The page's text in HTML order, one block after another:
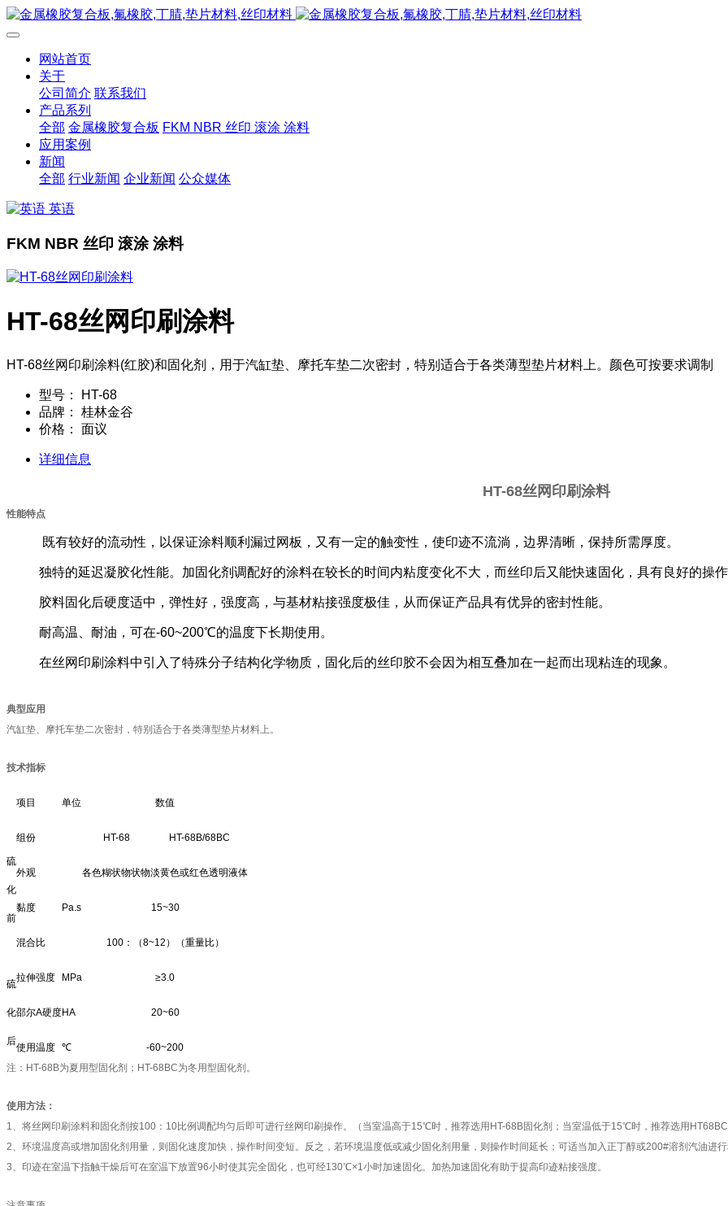
网站首页
关于
公司简介 联系我们
产品系列
全部 金属橡胶复合板 FKM NBR 丝印 滚涂 涂料
应用案例
新闻
全部 行业新闻 企业新闻 公众媒体
英语
FKM NBR 丝印 滚涂 涂料
HT-68丝网印刷涂料
HT-68丝网印刷涂料(红胶)和固化剂，用于汽缸垫、摩托车垫二次密封，特别适合于各类薄型垫片材料上。颜色可按要求调制
型号：
HT-68
品牌：
桂林金谷
价格：
面议
详细信息
HT-68丝网印刷涂料
性能特点
既有较好的流动性，以保证涂料顺利漏过网板，又有一定的触变性，使印迹不流淌，边界清晰，保持所需厚度。
独特的延迟凝胶化性能。加固化剂调配好的涂料在较长的时间内粘度变化不大，而丝印后又能快速固化，具有良好的操
胶料固化后硬度适中，弹性好，强度高，与基材粘接强度极佳，从而保证产品具有优异的密封性能。
耐高温、耐油，可在-60~200℃的温度下长期使用。
在丝网印刷涂料中引入了特殊分子结构化学物质，固化后的丝印胶不会因为相互叠加在一起而出现粘连的现象。
典型应用
汽缸垫、摩托车垫二次密封，特别适合于各类薄型垫片材料上。
技术指标
项目 单位 数值
硫
化
前
组份 HT-68 HT-68B/68BC
外观 各色糊状物状物淡黄色或红色透明液体
黏度 Pa.s 15~30
混合比 100：（8~12）（重量比）
硫
化
后
拉伸强度 MPa ≥3.0
邵尔A硬度HA 20~60
使用温度 ℃
-60~200
注：HT-68B为夏用型固化剂；HT-68BC为冬用型固化剂。
使用方法：
1、将丝网印刷涂料和固化剂按100：10比例调配均匀后即可进行丝网印刷操作。（当室温高于15℃时，推荐选用HT-68B固化剂；当室温低于15℃时，推荐选用
2、环境温度高或增加固化剂用量，则固化速度加快，操作时间变短。反之，若环境温度低或减少固化剂用量，则操作时间延长；可适当加入正丁醇或200#溶剂汽油进
3、印迹在室温下指触干燥后可在室温下放置96小时使其完全固化，也可经130℃×1小时加速固化。加热加速固化有助于提高印迹粘接强度。